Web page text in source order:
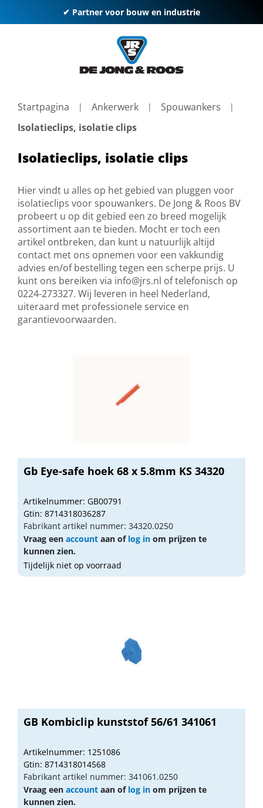
✔ Partner voor bouw en industrie
Startpagina Ankerwerk
Spouwankers
Isolatieclips, isolatie clips
Isolatieclips, isolatie clips
Hier vindt u alles op het gebied van pluggen voor
isolatieclips voor spouwankers. De Jong & Roos BV
probeert u op dit gebied een zo breed mogelijk
assortiment aan te bieden. Mocht er toch een
artikel ontbreken, dan kunt u natuurlijk altijd
contact met ons opnemen voor een vakkundig
advies en/of bestelling tegen een scherpe prijs. U
kunt ons bereiken via info@jrs.nl of telefonisch op
0224-273327. Wij leveren in heel Nederland,
uiteraard met professionele service en
garantievoorwaarden.
Gb Eye-safe hoek 68 x 5.8mm KS 34320
Artikelnummer: GB00791
Gtin: 8714318036287
Fabrikant artikel nummer: 34320.0250
Vraag een account aan of log in om prijzen te
kunnen zien.
Tijdelijk niet op voorraad
GB Kombiclip kunststof 56/61 341061
Artikelnummer: 1251086
Gtin: 8714318014568
Fabrikant artikel nummer: 341061.0250
Vraag een account aan of log in om prijzen te
kunnen zien.